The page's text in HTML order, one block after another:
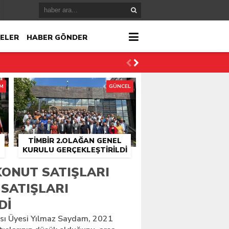
HABER GÖNDER
TİMBİR 2.OLAĞAN GENEL
KURULU GERÇEKLEŞTIRILDI
GÜNCEL
SATIŞLARI
Üyesi Yılmaz Saydam, 2021